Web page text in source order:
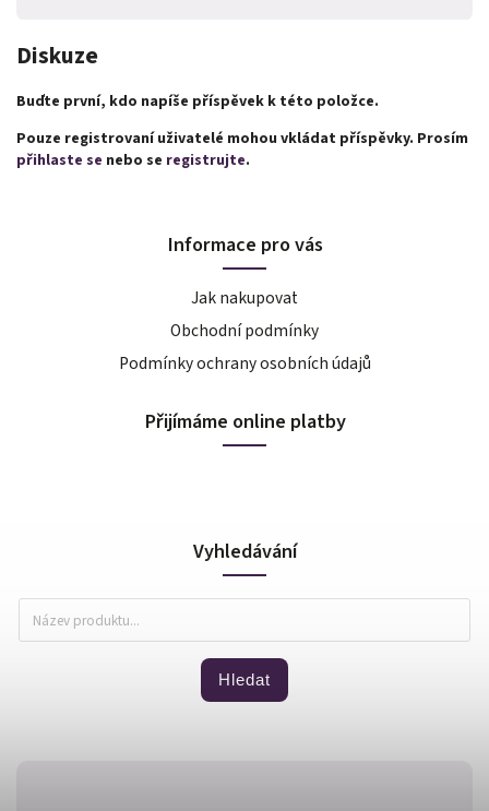
Diskuze
Buďte první, kdo napíše příspěvek k této položce.
Pouze registrovaní uživatelé mohou vkládat příspěvky. Prosím
přihlaste se nebo se registrujte.
Informace pro vás
Jak nakupovat
Obchodní podmínky
Podmínky ochrany osobních údajů
Přijímáme online platby
Vyhledávání
Hledat